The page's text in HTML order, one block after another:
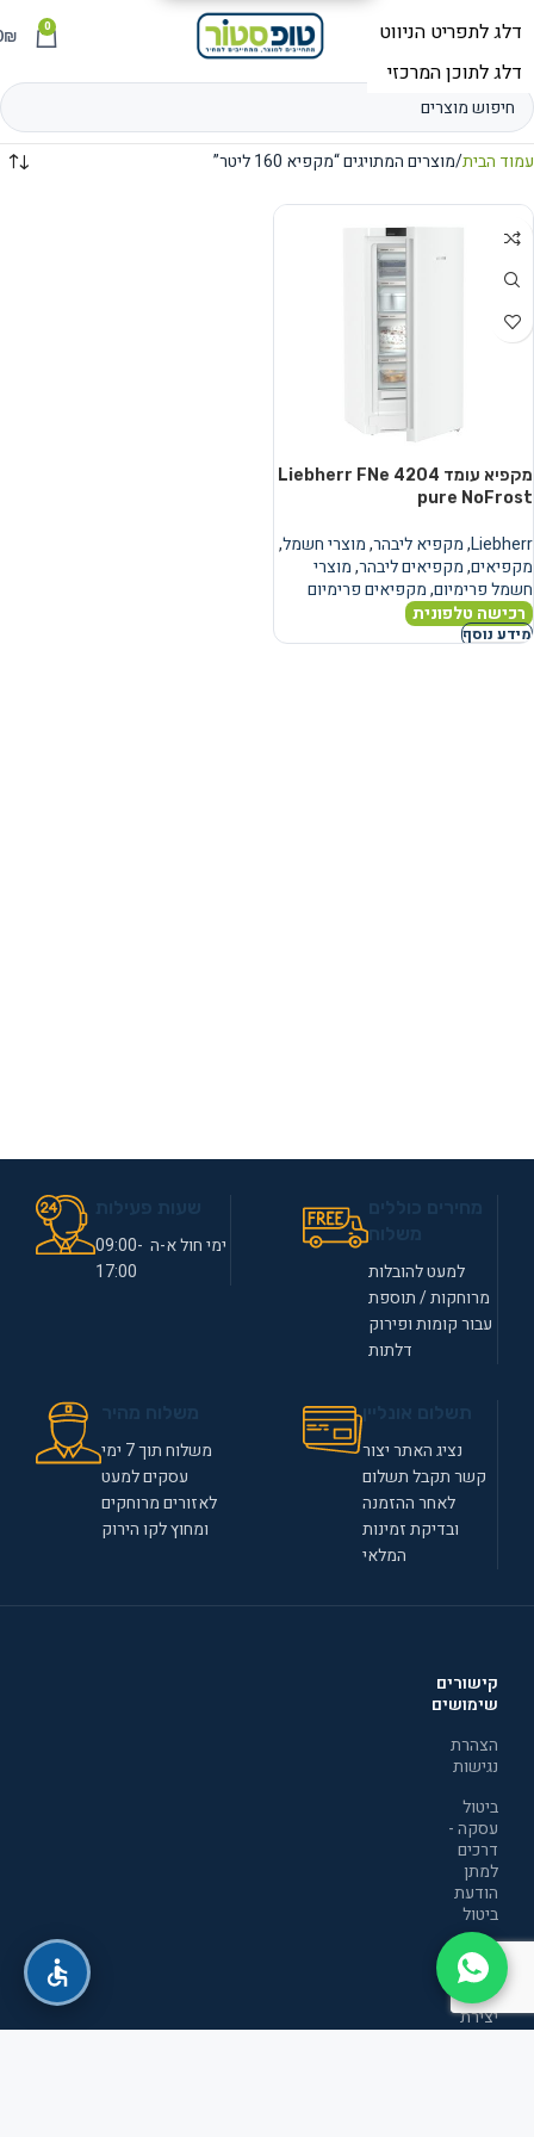
תפריט 0
₪
עמוד הבית מוצרים המתויגים “מקפיא 160 ליטר”
מקפיא עומד Liebherr FNe 4204
pure NoFrost
Liebherr
,מקפיא ליבהר,מוצרי חשמל,
מקפיאים,מקפיאים ליבהר,מוצרי
חשמל פרימיום,מקפיאים פרימיום
רכישה טלפונית
מידע נוסף
למעט להובלות
מרוחקות / תוספת
עבור קומות ופירוק
דלתות
ימי חול א-ה 09:00-
17:00
נציג האתר יצור
קשר תקבל תשלום
לאחר ההזמנה
ובדיקת זמינות
המלאי
משלוח תוך 7 ימי
עסקים למעט
לאזורים מרוחקים
ומחוץ לקו הירוק
קישורים
שימושים
הצהרת
נגישות
ביטול
עסקה -
דרכים
למתן
הודעת
ביטול
מדיניות
הפרטיות
יצירת